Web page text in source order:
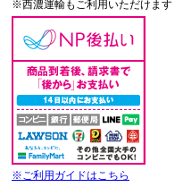
※西濃運輸もご利用いただけます
※ご利用ガイドはこちら